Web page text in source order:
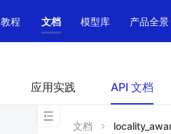
教程 文档 模型库 产品全景
应用实践 API 文档
文档